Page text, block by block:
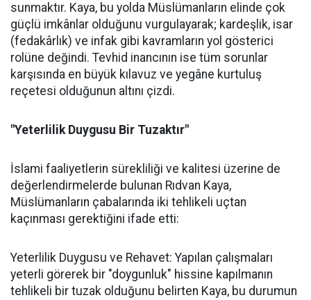
sunmaktır. Kaya, bu yolda Müslümanların elinde çok
güçlü imkânlar olduğunu vurgulayarak; kardeşlik, isar
(fedakârlık) ve infak gibi kavramların yol gösterici
rolüne değindi. Tevhid inancının ise tüm sorunlar
karşısında en büyük kılavuz ve yegâne kurtuluş
reçetesi olduğunun altını çizdi.
"Yeterlilik Duygusu Bir Tuzaktır"
İslami faaliyetlerin sürekliliği ve kalitesi üzerine de
değerlendirmelerde bulunan Rıdvan Kaya,
Müslümanların çabalarında iki tehlikeli uçtan
kaçınması gerektiğini ifade etti:
Yeterlilik Duygusu ve Rehavet: Yapılan çalışmaları
yeterli görerek bir "doygunluk" hissine kapılmanın
tehlikeli bir tuzak olduğunu belirten Kaya, bu durumun